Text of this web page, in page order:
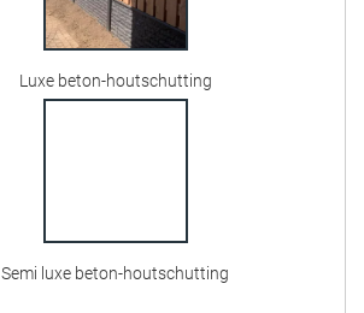
Luxe beton-houtschutting
Semi luxe beton-houtschutting